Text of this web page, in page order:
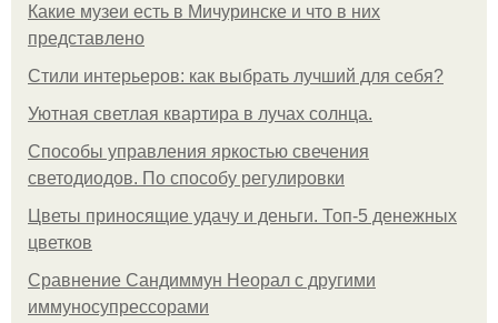
Какие музеи есть в Мичуринске и что в них
представлено
Стили интерьеров: как выбрать лучший для себя?
Уютная светлая квартира в лучах солнца.
Способы управления яркостью свечения
светодиодов. По способу регулировки
Цветы приносящие удачу и деньги. Топ-5 денежных
цветков
Сравнение Сандиммун Неорал с другими
иммуносупрессорами